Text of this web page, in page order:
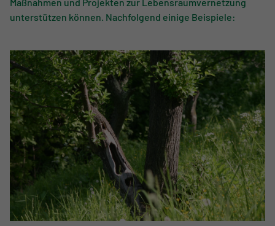
Maßnahmen und Projekten zur Lebensraumvernetzung
unterstützen können. Nachfolgend einige Beispiele: